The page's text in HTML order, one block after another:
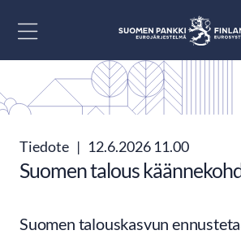
Tiedote | 12.6.2026 11.00
Suomen talous
Suomen talouskasvun